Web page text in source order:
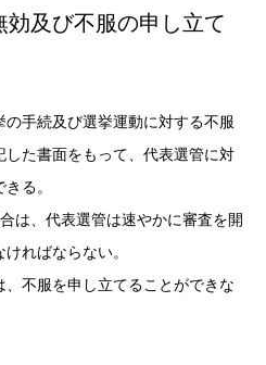
及び不服の申し立て
手続及び選挙運動に対する不服
た書面をもって、代表選管に対
る。
は、代表選管は速やかに審査を開
ればならない。
不服を申し立てることができな